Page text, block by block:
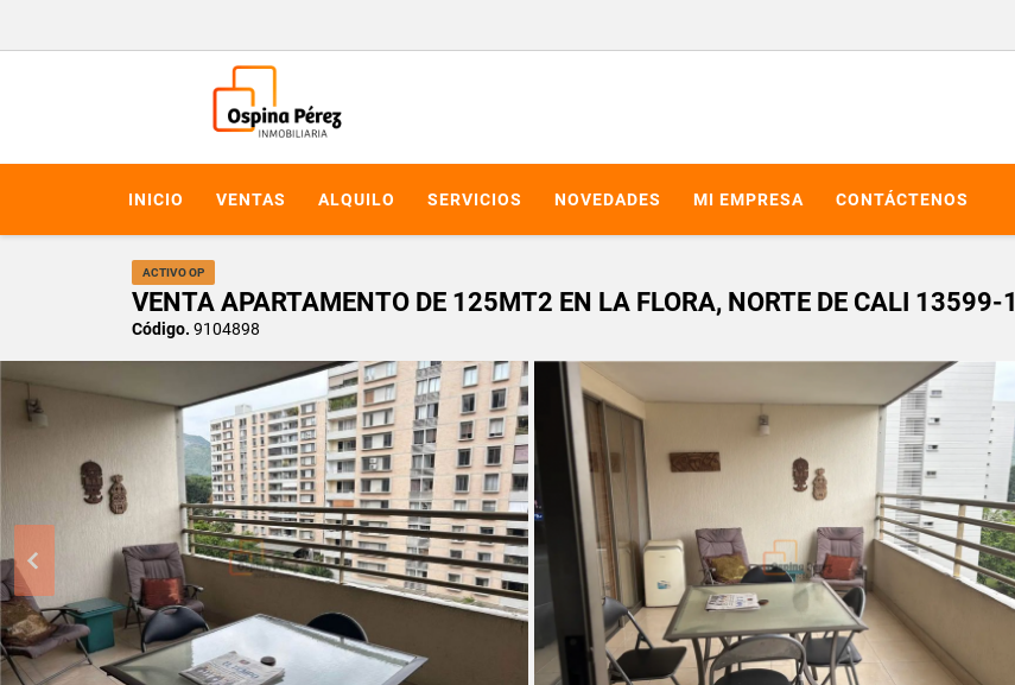
INICIO VENTAS ALQUILO SERVICIOS NOVEDADES MI EMPRESA CONTÁCTENOS
ACTIVO OP
VENTA APARTAMENTO DE 125MT2 EN LA FLORA, NORTE DE CALI 13599-1
Código. 9104898